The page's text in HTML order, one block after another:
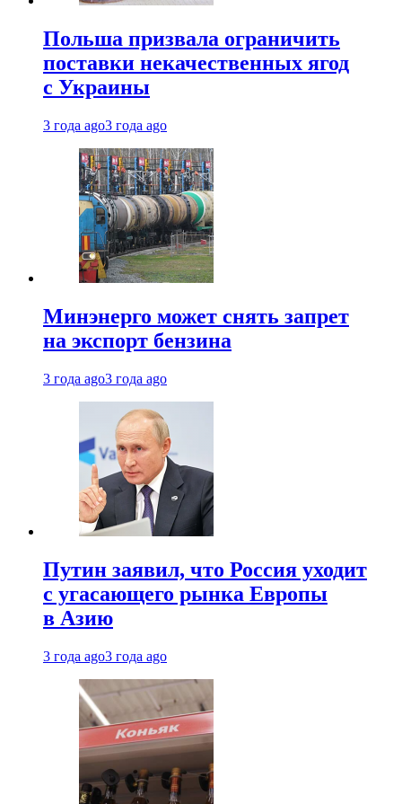
Польша призвала ограничить
поставки некачественных ягод
с Украины
3 года ago3 года ago
Минэнерго может снять запрет
на экспорт бензина
3 года ago3 года ago
Путин заявил, что Россия уходит
с угасающего рынка Европы
в Азию
3 года ago3 года ago